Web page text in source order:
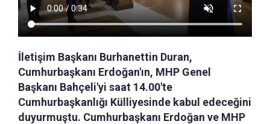
İletişim Başkanı Burhanettin Duran,
Cumhurbaşkanı Erdoğan'ın, MHP Genel
Başkanı Bahçeli'yi saat 14.00'te
Cumhurbaşkanlığı Külliyesinde kabul edeceğini
duyurmuştu. Cumhurbaşkanı Erdoğan ve MHP